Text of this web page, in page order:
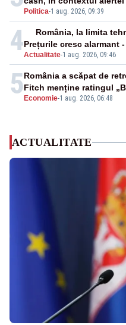
Politica-1 aug. 2026, 09:39
4Actualitate-1 aug. 2026, 09:46
România, la limita
Prețurile cresc alarmant
5 Economie-1 aug. 2026, 06:48
România a scăpat de
Fitch menține ratingul
ACTUALITATE